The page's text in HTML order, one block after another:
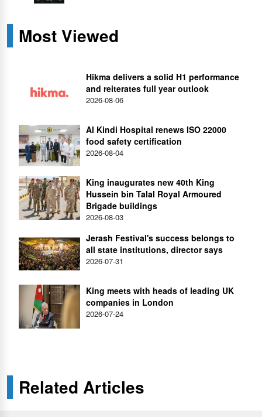
Most Viewed
Hikma delivers a solid H1 performance
and reiterates full year outlook
2026-08-06
Al Kindi Hospital renews ISO 22000
food safety certification
2026-08-04
King inaugurates new 40th King
Hussein bin Talal Royal Armoured
Brigade buildings
2026-08-03
Jerash Festival's success belongs to
all state institutions, director says
2026-07-31
King meets with heads of leading UK
companies in London
2026-07-24
Related Articles